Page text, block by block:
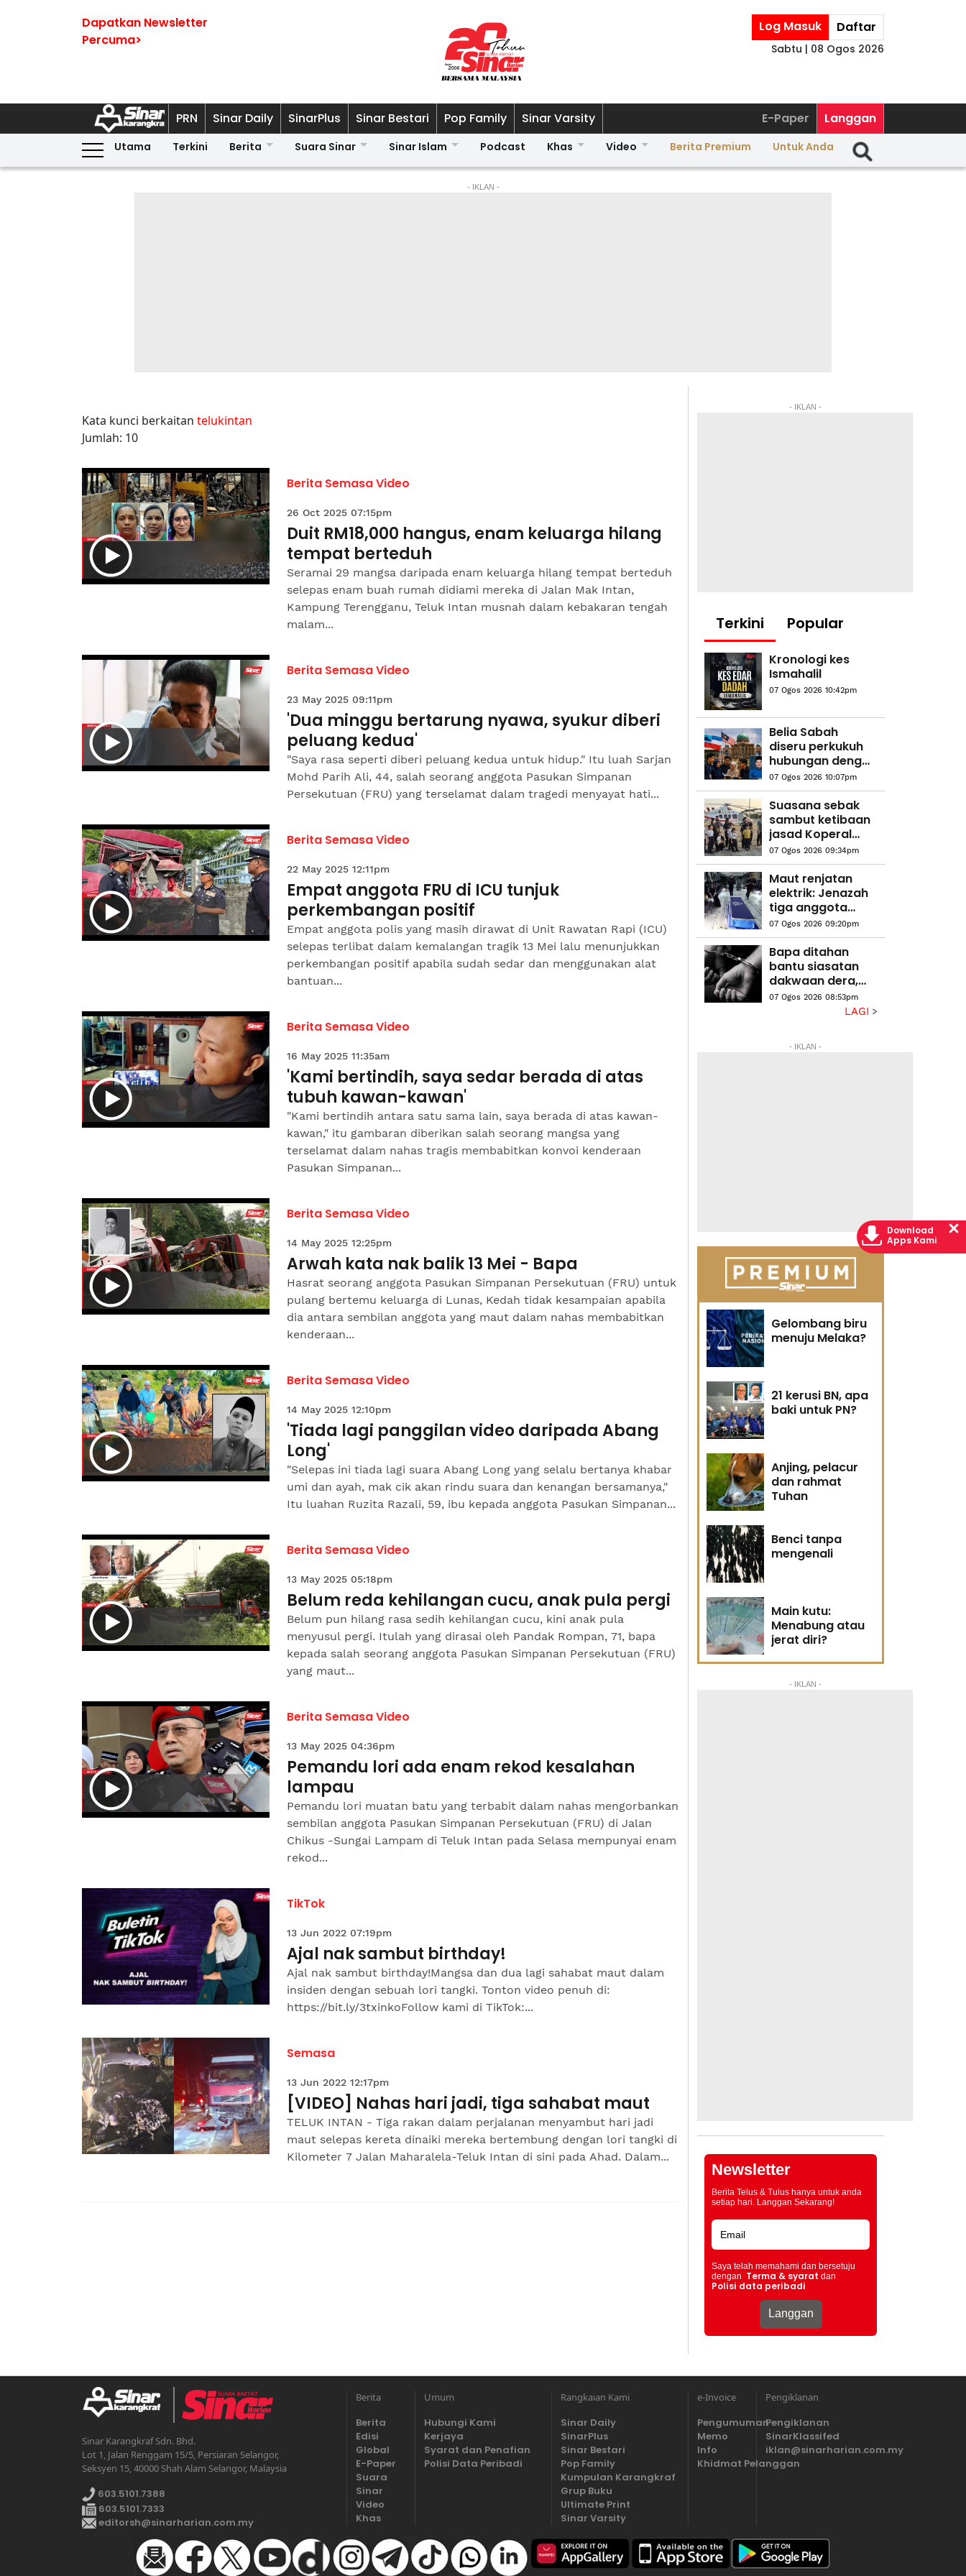
Dapatkan Newsletter
Percuma>
Log Masuk Daftar
Sabtu | 08 Ogos 2026
PRN Sinar Daily SinarPlus Sinar Bestari Pop Family Sinar Varsity E-Paper Langgan
Utama Terkini Berita Suara Sinar Sinar Islam Podcast Khas Video Berita Premium Untuk Anda
- IKLAN -
Kata kunci berkaitan telukintan
Jumlah: 10
Berita Semasa Video
26 Oct 2025 07:15pm
Duit RM18,000 hangus, enam keluarga hilang
tempat berteduh
Seramai 29 mangsa daripada enam keluarga hilang tempat berteduh
selepas enam buah rumah didiami mereka di Jalan Mak Intan,
Kampung Terengganu, Teluk Intan musnah dalam kebakaran tengah
malam...
Berita Semasa Video
23 May 2025 09:11pm
'Dua minggu bertarung nyawa, syukur diberi
peluang kedua'
"Saya rasa seperti diberi peluang kedua untuk hidup." Itu luah Sarjan
Mohd Parih Ali, 44, salah seorang anggota Pasukan Simpanan
Persekutuan (FRU) yang terselamat dalam tragedi menyayat hati...
Berita Semasa Video
22 May 2025 12:11pm
Empat anggota FRU di ICU tunjuk
perkembangan positif
Empat anggota polis yang masih dirawat di Unit Rawatan Rapi (ICU)
selepas terlibat dalam kemalangan tragik 13 Mei lalu menunjukkan
perkembangan positif apabila sudah sedar dan menggunakan alat
bantuan...
Berita Semasa Video
16 May 2025 11:35am
'Kami bertindih, saya sedar berada di atas
tubuh kawan-kawan'
"Kami bertindih antara satu sama lain, saya berada di atas kawan-
kawan," itu gambaran diberikan salah seorang mangsa yang
terselamat dalam nahas tragis membabitkan konvoi kenderaan
Pasukan Simpanan...
Berita Semasa Video
14 May 2025 12:25pm
Arwah kata nak balik 13 Mei - Bapa
Hasrat seorang anggota Pasukan Simpanan Persekutuan (FRU) untuk
pulang bertemu keluarga di Lunas, Kedah tidak kesampaian apabila
dia antara sembilan anggota yang maut dalam nahas membabitkan
kenderaan...
Berita Semasa Video
14 May 2025 12:10pm
'Tiada lagi panggilan video daripada Abang
Long'
"Selepas ini tiada lagi suara Abang Long yang selalu bertanya khabar
umi dan ayah, mak cik akan rindu suara dan kenangan bersamanya,"
Itu luahan Ruzita Razali, 59, ibu kepada anggota Pasukan Simpanan...
Berita Semasa Video
13 May 2025 05:18pm
Belum reda kehilangan cucu, anak pula pergi
Belum pun hilang rasa sedih kehilangan cucu, kini anak pula
menyusul pergi. Itulah yang dirasai oleh Pandak Rompan, 71, bapa
kepada salah seorang anggota Pasukan Simpanan Persekutuan (FRU)
yang maut...
Berita Semasa Video
13 May 2025 04:36pm
Pemandu lori ada enam rekod kesalahan
lampau
Pemandu lori muatan batu yang terbabit dalam nahas mengorbankan
sembilan anggota Pasukan Simpanan Persekutuan (FRU) di Jalan
Chikus -Sungai Lampam di Teluk Intan pada Selasa mempunyai enam
rekod...
TikTok
13 Jun 2022 07:19pm
Ajal nak sambut birthday!
Ajal nak sambut birthday!Mangsa dan dua lagi sahabat maut dalam
insiden dengan sebuah lori tangki. Tonton video penuh di:
https://bit.ly/3txinkoFollow kami di TikTok:...
Semasa
13 Jun 2022 12:17pm
[VIDEO] Nahas hari jadi, tiga sahabat maut
TELUK INTAN - Tiga rakan dalam perjalanan menyambut hari jadi
maut selepas kereta dinaiki mereka bertembung dengan lori tangki di
Kilometer 7 Jalan Maharalela-Teluk Intan di sini pada Ahad. Dalam...
- IKLAN -
Terkini Popular
Kronologi kes
Ismahalil
07 Ogos 2026 10:42pm
Belia Sabah
diseru perkukuh
hubungan dengan
Putrajaya
07 Ogos 2026 10:07pm
Suasana sebak
sambut ketibaan
jasad Koperal
Teck Siong
07 Ogos 2026 09:34pm
Maut renjatan
elektrik: Jenazah
tiga anggota
polis
diterbangkan
pulang ke
kampung
halaman
07 Ogos 2026 09:20pm
Bapa ditahan
bantu siasatan
dakwaan dera,
gangguan
seksual dua anak
07 Ogos 2026 08:53pm
LAGI
- IKLAN -
Gelombang biru
menuju Melaka?
21 kerusi BN, apa
baki untuk PN?
Anjing, pelacur
dan rahmat
Tuhan
Benci tanpa
mengenali
Main kutu:
Menabung atau
jerat diri?
- IKLAN -
Newsletter
Berita Telus & Tulus hanya untuk anda
setiap hari. Langgan Sekarang!
Saya telah memahami dan bersetuju
dengan Terma & syarat dan
Polisi data peribadi
Sinar Karangkraf Sdn. Bhd.
Lot 1, Jalan Renggam 15/5, Persiaran Selangor,
Seksyen 15, 40000 Shah Alam Selangor, Malaysia
603.5101.7388
603.5101.7333
editorsh@sinarharian.com.my
Berita
Berita
Edisi
Global
E-Paper
Suara
Sinar
Video
Khas
Umum
Hubungi Kami
Kerjaya
Syarat dan Penafian
Polisi Data Peribadi
Rangkaian Kami
Sinar Daily
SinarPlus
Sinar Bestari
Pop Family
Kumpulan Karangkraf
Grup Buku
Ultimate Print
Sinar Varsity
e-Invoice
Pengumuman
Memo
Info
Khidmat Pelanggan
Pengiklanan
Pengiklanan
SinarKlassifed
iklan@sinarharian.com.my
Download
Apps Kami